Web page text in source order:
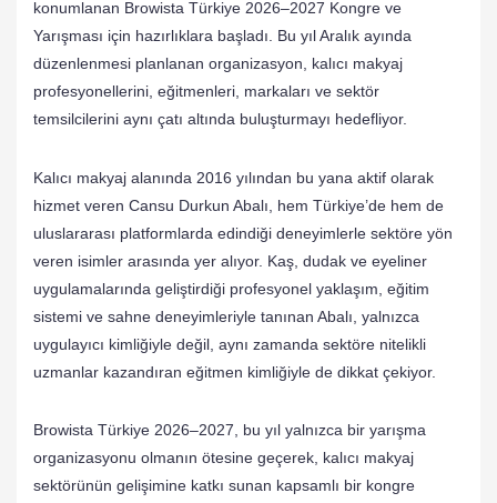
konumlanan Browista Türkiye 2026–2027 Kongre ve
Yarışması için hazırlıklara başladı. Bu yıl Aralık ayında
düzenlenmesi planlanan organizasyon, kalıcı makyaj
profesyonellerini, eğitmenleri, markaları ve sektör
temsilcilerini aynı çatı altında buluşturmayı hedefliyor.
Kalıcı makyaj alanında 2016 yılından bu yana aktif olarak
hizmet veren Cansu Durkun Abalı, hem Türkiye’de hem de
uluslararası platformlarda edindiği deneyimlerle sektöre yön
veren isimler arasında yer alıyor. Kaş, dudak ve eyeliner
uygulamalarında geliştirdiği profesyonel yaklaşım, eğitim
sistemi ve sahne deneyimleriyle tanınan Abalı, yalnızca
uygulayıcı kimliğiyle değil, aynı zamanda sektöre nitelikli
uzmanlar kazandıran eğitmen kimliğiyle de dikkat çekiyor.
Browista Türkiye 2026–2027, bu yıl yalnızca bir yarışma
organizasyonu olmanın ötesine geçerek, kalıcı makyaj
sektörünün gelişimine katkı sunan kapsamlı bir kongre